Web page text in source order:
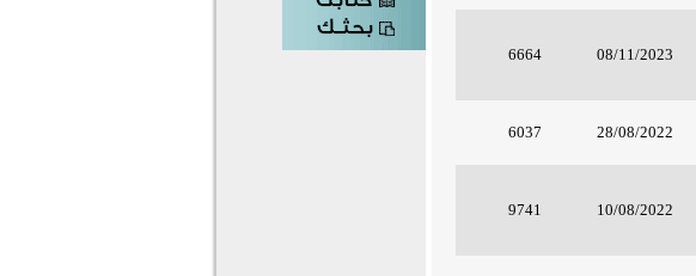
08/11/2023
6664
28/08/2022
6037
10/08/2022
9741